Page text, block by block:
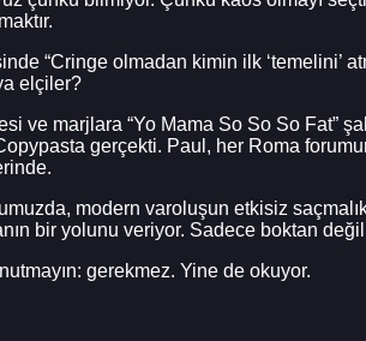
“Cringe olmadan kimin ilk ‘temelini’
elçiler?
ve marjlara “Yo Mama So So So Fat”
gerçekti. Paul, her Roma
modern varoluşun etkisiz
bir yolunu veriyor. Sadece boktan
gerekmez. Yine de okuyor.